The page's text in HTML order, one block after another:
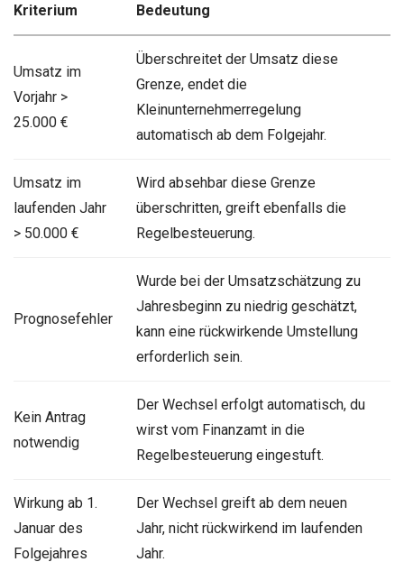
Kriterium Bedeutung
Umsatz im
Vorjahr >
25.000 €
Überschreitet der Umsatz diese
Grenze, endet die
Kleinunternehmerregelung
automatisch ab dem Folgejahr.
Umsatz im
laufenden Jahr
> 50.000 €
Wird absehbar diese Grenze
überschritten, greift ebenfalls die
Regelbesteuerung.
Prognosefehler
Wurde bei der Umsatzschätzung zu
Jahresbeginn zu niedrig geschätzt,
kann eine rückwirkende Umstellung
erforderlich sein.
Kein Antrag
notwendig
Der Wechsel erfolgt automatisch, du
wirst vom Finanzamt in die
Regelbesteuerung eingestuft.
Wirkung ab 1.
Januar des
Folgejahres
Der Wechsel greift ab dem neuen
Jahr, nicht rückwirkend im laufenden
Jahr.